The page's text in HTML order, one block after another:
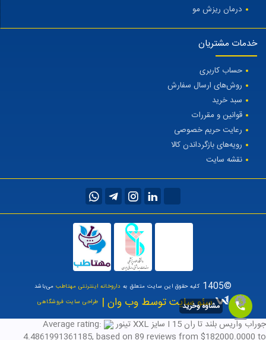
درمان ریزش مو
خدمات مشتریان
حساب کاربری
روش‌های ارسال سفارش
سبد خرید
قوانین و مقررات
رعایت حریم خصوصی
رویه‌های بازگرداندن کالا
نقشه سایت
©1405 کلیه حقوق این سایت متعلق به داروخانه اینترنتی مهتاطبمی‌باشد
سئو سایت توسط وب وان | طراحی سایت فروشگاهی
جوراب واریس بلند تا ران I 15 سایز XXL تینور
Average rating:
مشاوه وخرید